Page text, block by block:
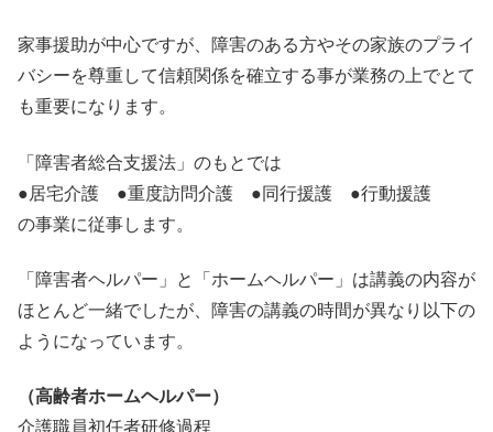
家事援助が中心ですが、障害のある方やその家族のプライ
バシーを尊重して信頼関係を確立する事が業務の上でとて
も重要になります。
「障害者総合支援法」のもとでは
●居宅介護 ●重度訪問介護 ●同行援護 ●行動援護
の事業に従事します。
「障害者ヘルパー」と「ホームヘルパー」は講義の内容が
ほとんど一緒でしたが、障害の講義の時間が異なり以下の
ようになっています。
（高齢者ホームヘルパー）
介護職員初任者研修過程